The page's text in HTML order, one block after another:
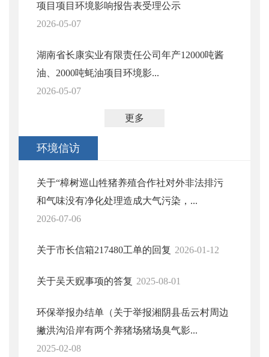
项目项目环境影响报告表受理公示
2026-05-07
湖南省长康实业有限责任公司年产12000吨酱
油、2000吨蚝油项目环境影...
2026-05-07
更多
环境信访
关于“樟树巡山牲猪养殖合作社对外非法排污
和气味没有净化处理造成大气污染，...
2026-07-06
关于市长信箱217480工单的回复 2026-01-12
关于吴天贶事项的答复 2025-08-01
环保举报办结单（关于举报湘阴县岳云村周边
撇洪沟沿岸有两个养猪场猪场臭气影...
2025-02-08